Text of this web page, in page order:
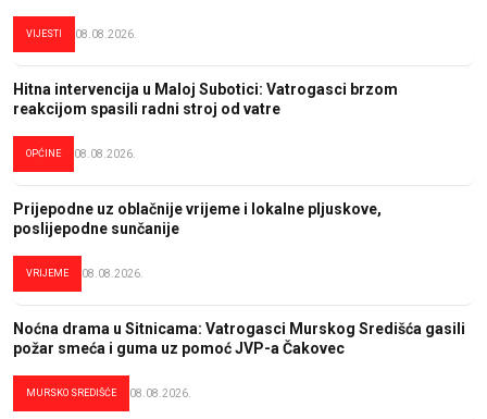
VIJESTI 08.08.2026.
Hitna intervencija u Maloj Subotici: Vatrogasci brzom
reakcijom spasili radni stroj od vatre
OPĆINE 08.08.2026.
Prijepodne uz oblačnije vrijeme i lokalne pljuskove,
poslijepodne sunčanije
VRIJEME 08.08.2026.
Noćna drama u Sitnicama: Vatrogasci Murskog Središća gasili
požar smeća i guma uz pomoć JVP-a Čakovec
MURSKO SREDIŠĆE 08.08.2026.